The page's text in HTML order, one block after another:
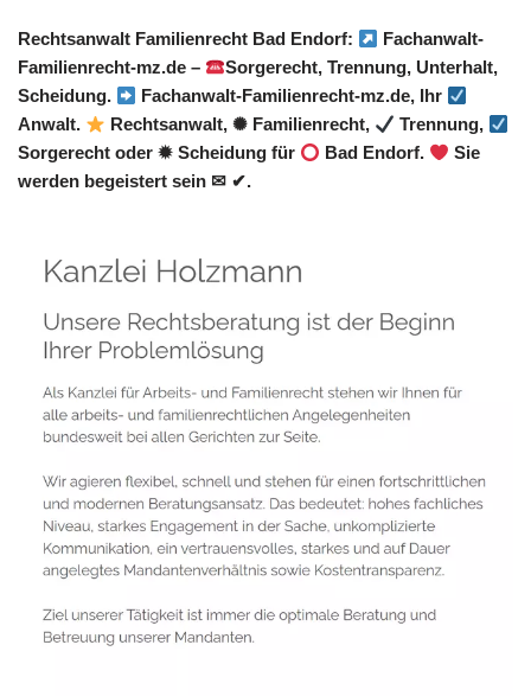
Rechtsanwalt Familienrecht Bad Endorf:
Fachanwalt-
Familienrecht-mz.de –
Sorgerecht, Trennung, Unterhalt,
Scheidung.
Fachanwalt-Familienrecht-mz.de, Ihr
Anwalt.
Rechtsanwalt, ✺ Familienrecht,
Trennung,
Sorgerecht oder ✹ Scheidung für
Bad Endorf.
Sie
werden begeistert sein ✉ ✔.